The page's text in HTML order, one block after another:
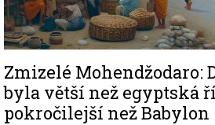
Zmizelé Mohendžodaro:
byla větší než egyptská
pokročilejší než Babylon